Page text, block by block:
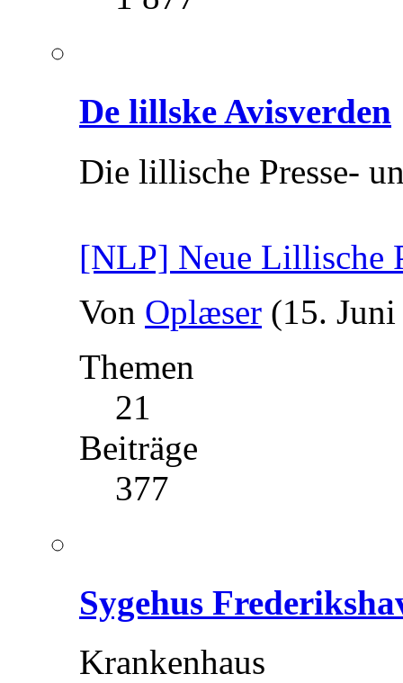
De lillske Avisverden
Die lillische Presse-
[NLP] Neue Lillische
Von Oplæser (15.
Themen
21
Beiträge
377
Sygehus
Krankenhaus